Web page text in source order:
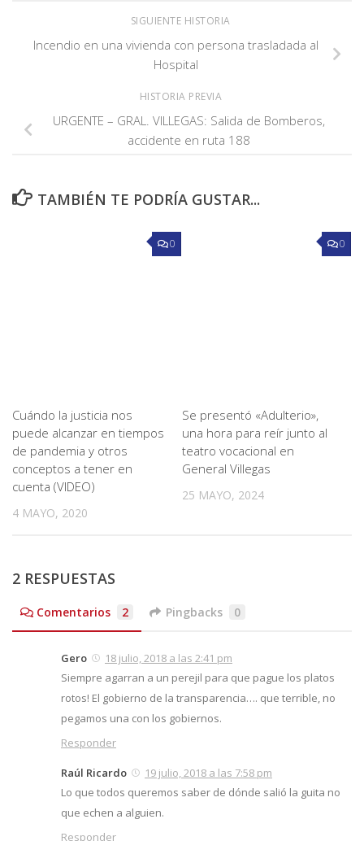
SIGUIENTE HISTORIA
Incendio en una vivienda con persona trasladada al
Hospital
HISTORIA PREVIA
URGENTE – GRAL. VILLEGAS: Salida de Bomberos,
accidente en ruta 188
TAMBIÉN TE PODRÍA GUSTAR...
0
Cuándo la justicia nos
puede alcanzar en tiempos
de pandemia y otros
conceptos a tener en
cuenta (VIDEO)
4 MAYO, 2020
0
Se presentó «Adulterio»,
una hora para reír junto al
teatro vocacional en
General Villegas
25 MAYO, 2024
2 RESPUESTAS
Comentarios 2 Pingbacks 0
Gero
18 julio, 2018 a las 2:41 pm
Siempre agarran a un perejil para que pague los platos
rotos! El gobierno de la transparencia…. que terrible, no
pegamos una con los gobiernos.
Responder
Raúl Ricardo
19 julio, 2018 a las 7:58 pm
Lo que todos queremos saber de dónde salió la guita no
que echen a alguien.
Responder